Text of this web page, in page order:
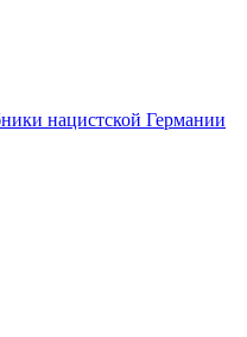
нацистской Германии